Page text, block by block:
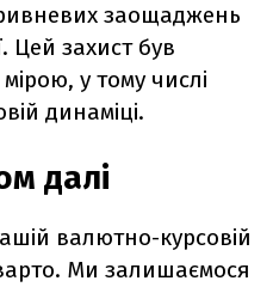
заощаджень
Цей захист був
у тому числі
динаміці.
далі
валютно-курсовій
Ми залишаємося